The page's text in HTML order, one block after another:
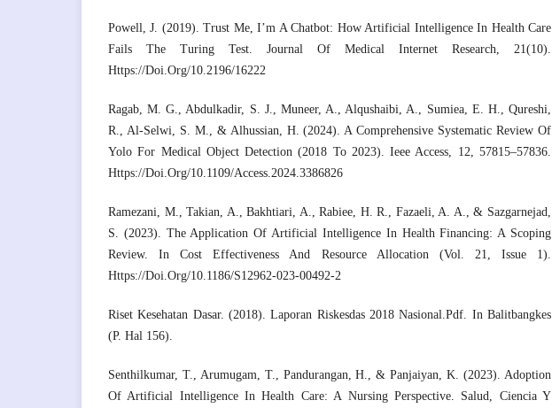
Powell, J. (2019). Trust Me, I’m A Chatbot: How Artificial Intelligence In Health Care
Fails The Turing Test. Journal Of Medical Internet Research, 21(10).
Https://Doi.Org/10.2196/16222
Ragab, M. G., Abdulkadir, S. J., Muneer, A., Alqushaibi, A., Sumiea, E. H., Qureshi,
R., Al-Selwi, S. M., & Alhussian, H. (2024). A Comprehensive Systematic Review Of
Yolo For Medical Object Detection (2018 To 2023). Ieee Access, 12, 57815–57836.
Https://Doi.Org/10.1109/Access.2024.3386826
Ramezani, M., Takian, A., Bakhtiari, A., Rabiee, H. R., Fazaeli, A. A., & Sazgarnejad,
S. (2023). The Application Of Artificial Intelligence In Health Financing: A Scoping
Review. In Cost Effectiveness And Resource Allocation (Vol. 21, Issue 1).
Https://Doi.Org/10.1186/S12962-023-00492-2
Riset Kesehatan Dasar. (2018). Laporan Riskesdas 2018 Nasional.Pdf. In Balitbangkes
(P. Hal 156).
Senthilkumar, T., Arumugam, T., Pandurangan, H., & Panjaiyan, K. (2023). Adoption
Of Artificial Intelligence In Health Care: A Nursing Perspective. Salud, Ciencia Y